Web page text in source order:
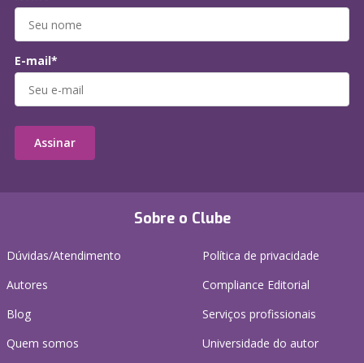
Sobre o Clube
Dúvidas/Atendimento
Autores
Blog
Quem somos
Política de privacidade
Compliance Editorial
Serviços profissionais
Universidade do autor
E-mail*
Assinar